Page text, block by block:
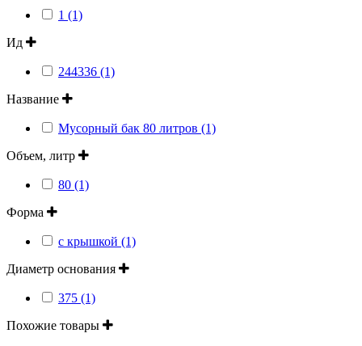
1 (1)
Ид
244336 (1)
Название
Мусорный бак 80 литров (1)
Объем, литр
80 (1)
Форма
с крышкой (1)
Диаметр основания
375 (1)
Похожие товары